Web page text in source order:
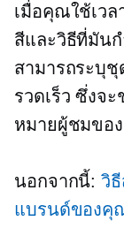
เมื่อคุณใช้เว
สีและวิธีที่มัน
สามารถระบุ
รวดเร็ว ซึ่งจ
หมายผู้ชมขอ
นอกจากนี้:วิ
แบรนด์ของคุ